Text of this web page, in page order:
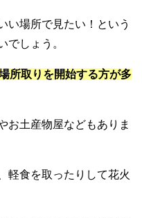
い場所で見たい！という
でしょう。
所取りを開始する方が多
お土産物屋などもありま
軽食を取ったりして花火